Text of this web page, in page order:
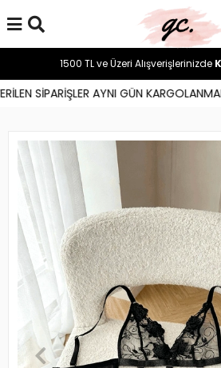
SİPARİŞLER AYNI GÜN
1500 TL ve Üzeri Alışverişlerinizde